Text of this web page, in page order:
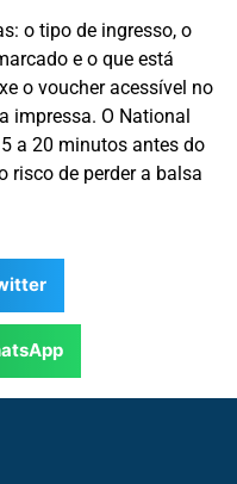
o tipo de ingresso, o
e o que está
o voucher acessível no
impressa. O National
a 20 minutos antes do
risco de perder a balsa